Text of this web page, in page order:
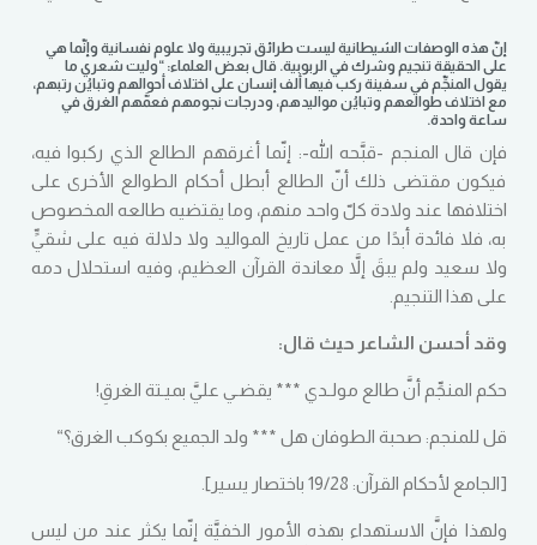
إنّ هذه الوصفات الشيطانية ليست طرائق تجريبية ولا علوم نفسانية وإنّما هي
على الحقيقة تنجيم وشرك في الربوبية.قال بعض العلماء: “وليت شعري ما
يقول المنجِّم في سفينة ركب فيها ألف إنسان على اختلاف أحوالهم وتبايُن رتبهم،
مع اختلاف طوالعهم وتبايُن مواليدهم، ودرجات نجومهم فعمَّهم الغرق في
ساعة واحدة.
فإن قال المنجم -قبَّحه الله-: إنّما أغرقهم الطالع الذي ركبوا فيه،
فيكون مقتضى ذلك أنّ الطالع أبطل أحكام الطوالع الأخرى على
اختلافها عند ولادة كلّ واحد منهم، وما يقتضيه طالعه المخصوص
به، فلا فائدة أبدًا من عمل تاريخ المواليد ولا دلالة فيه على شقيٍّ
ولا سعيد ولم يبقَ إلاَّ معاندة القرآن العظيم، وفيه استحلال دمه
على هذا التنجيم
وقد أحسن الشاعر حيث قال:
حكم المنجِّم أنَّ طالع مولـدي *** يقضـي عليَّ بميـتة الغرقِ!
قل للمنجم: صحبة الطوفان هل *** ولد الجميع بكوكب الغرق؟“
[الجامع لأحكام القرآن: 19/28 باختصار يسير].
ولهذا فإنَّ الاستهداء بهذه الأمور الخفيَّة إنّما يكثر عند من ليس